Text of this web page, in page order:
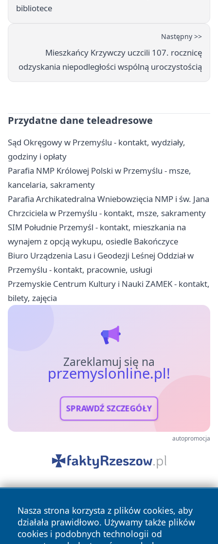
bibliotece
Następny >>
Mieszkańcy Krzywczy uczcili 107. rocznicę
odzyskania niepodległości wspólną uroczystością
Przydatne dane teleadresowe
Sąd Okręgowy w Przemyślu - kontakt, wydziały,
godziny i opłaty
Parafia NMP Królowej Polski w Przemyślu - msze,
kancelaria, sakramenty
Parafia Archikatedralna Wniebowzięcia NMP i św. Jana
Chrzciciela w Przemyślu - kontakt, msze, sakramenty
SIM Południe Przemyśl - kontakt, mieszkania na
wynajem z opcją wykupu, osiedle Bakończyce
Biuro Urządzenia Lasu i Geodezji Leśnej Oddział w
Przemyślu - kontakt, pracownie, usługi
Przemyskie Centrum Kultury i Nauki ZAMEK - kontakt,
bilety, zajęcia
Zareklamuj się na
przemyslonline.pl!
SPRAWDŹ SZCZEGÓŁY
autopromocja
Nasza strona korzysta z plików cookies, aby
działała prawidłowo. Używamy także plików
cookies i podobnych technologii od